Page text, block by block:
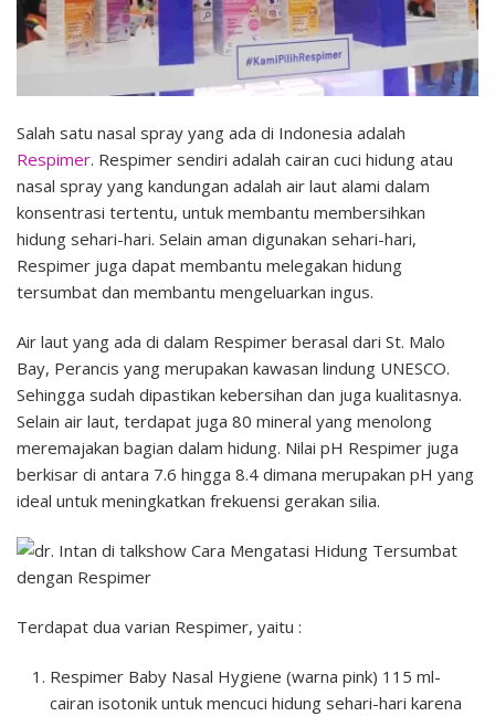
Salah satu nasal spray yang ada di Indonesia adalah
Respimer. Respimer sendiri adalah cairan cuci hidung atau
nasal spray yang kandungan adalah air laut alami dalam
konsentrasi tertentu, untuk membantu membersihkan
hidung sehari-hari. Selain aman digunakan sehari-hari,
Respimer juga dapat membantu melegakan hidung
tersumbat dan membantu mengeluarkan ingus.
Air laut yang ada di dalam Respimer berasal dari St. Malo
Bay, Perancis yang merupakan kawasan lindung UNESCO.
Sehingga sudah dipastikan kebersihan dan juga kualitasnya.
Selain air laut, terdapat juga 80 mineral yang menolong
meremajakan bagian dalam hidung. Nilai pH Respimer juga
berkisar di antara 7.6 hingga 8.4 dimana merupakan pH yang
ideal untuk meningkatkan frekuensi gerakan silia.
Terdapat dua varian Respimer, yaitu :
Respimer Baby Nasal Hygiene (warna pink) 115 ml-
cairan isotonik untuk mencuci hidung sehari-hari karena